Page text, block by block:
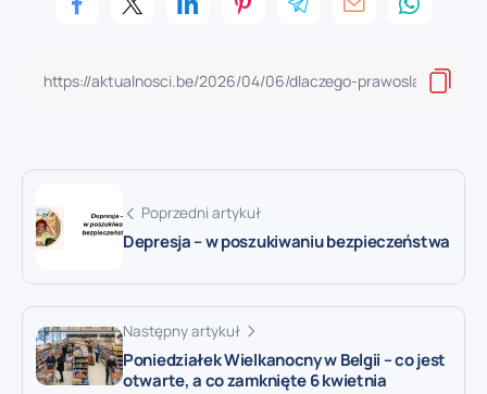
Poprzedni artykuł
Depresja – w poszukiwaniu bezpieczeństwa
Następny artykuł
Poniedziałek Wielkanocny w Belgii – co jest
otwarte, a co zamknięte 6 kwietnia